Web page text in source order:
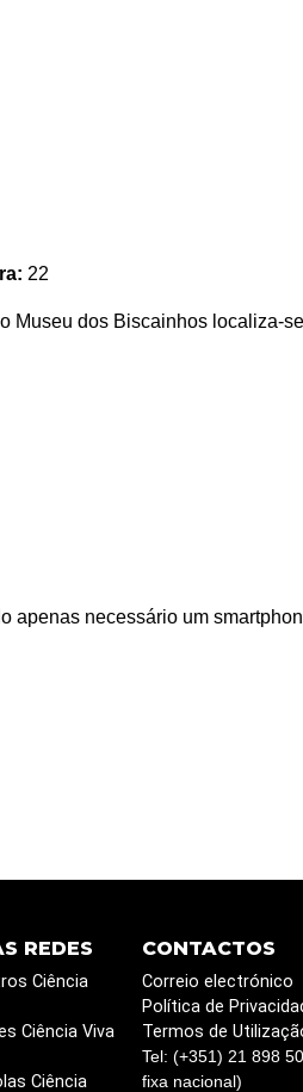
22
Museu dos Biscainhos localiza-se
apenas necessário um
REDES
Ciência
Ciência Viva
Ciência
CONTACTOS
Correio electrónico
Política de
Termos de
Tel: (+351) 21 898
fixa nacional)